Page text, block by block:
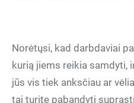
Norėtųsi, kad darbdaviai
kurią jiems reikia samdyti,
jūs vis tiek anksčiau ar
tai turite pabandyti